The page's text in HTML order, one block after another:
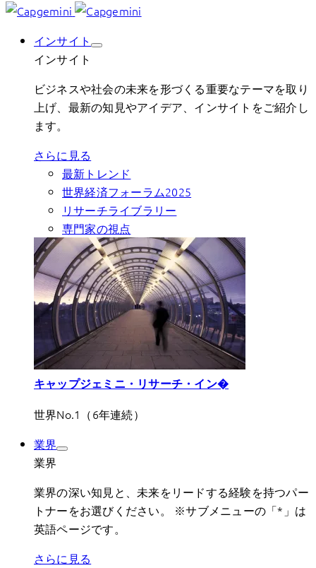
インサイト
インサイト
ビジネスや社会の未来を形づくる重要なテーマを取り
上げ、最新の知見やアイデア、インサイトをご紹介し
ます。
さらに見る
最新トレンド
世界経済フォーラム2025
リサーチライブラリー
専門家の視点
キャップジェミニ・リサーチ・イン�
世界No.1（6年連続）
業界
業界
業界の深い知見と、未来をリードする経験を持つパー
トナーをお選びください。 ※サブメニューの「*」は
英語ページです。
さらに見る